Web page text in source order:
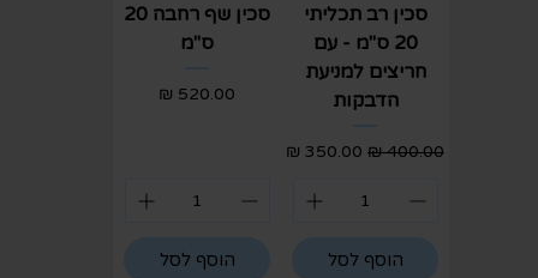
סכין רב תכליתי
20 ס"מ - עם
חריצים למניעת
הדבקות
מחיר רגיל מחיר מבצע
הוסף לסל
סכין שף רחבה 20
ס"מ
מחיר
הוסף לסל